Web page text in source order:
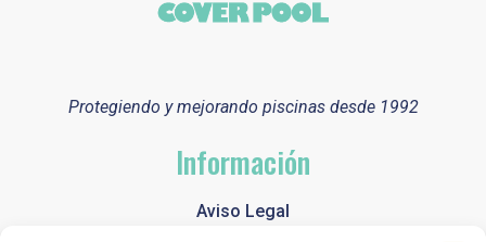
Protegiendo y mejorando piscinas desde 1992
Información
Aviso Legal